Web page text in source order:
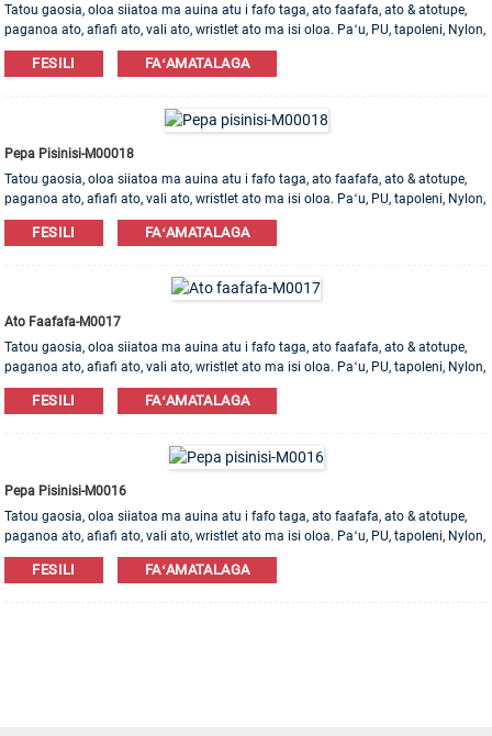
Tatou gaosia, oloa siiatoa ma auina atu i fafo taga, ato faafafa, ato & atotupe,
paganoa ato, afiafi ato, vali ato, wristlet ato ma isi oloa. Paʻu, PU, ​​tapoleni, Nylon,
Cotton mea e maua. OEM & ODM poloaiga e talia!
FESILI FAʻAMATALAGA
Pepa Pisinisi-M00018
Tatou gaosia, oloa siiatoa ma auina atu i fafo taga, ato faafafa, ato & atotupe,
paganoa ato, afiafi ato, vali ato, wristlet ato ma isi oloa. Paʻu, PU, ​​tapoleni, Nylon,
Cotton mea e maua. OEM & ODM poloaiga e talia!
FESILI FAʻAMATALAGA
Ato Faafafa-M0017
Tatou gaosia, oloa siiatoa ma auina atu i fafo taga, ato faafafa, ato & atotupe,
paganoa ato, afiafi ato, vali ato, wristlet ato ma isi oloa. Paʻu, PU, ​​tapoleni, Nylon,
Cotton mea e maua. OEM & ODM poloaiga e talia!
FESILI FAʻAMATALAGA
Pepa Pisinisi-M0016
Tatou gaosia, oloa siiatoa ma auina atu i fafo taga, ato faafafa, ato & atotupe,
paganoa ato, afiafi ato, vali ato, wristlet ato ma isi oloa. Paʻu, PU, ​​tapoleni, Nylon,
Cotton mea e maua. OEM & ODM poloaiga e talia!
FESILI FAʻAMATALAGA